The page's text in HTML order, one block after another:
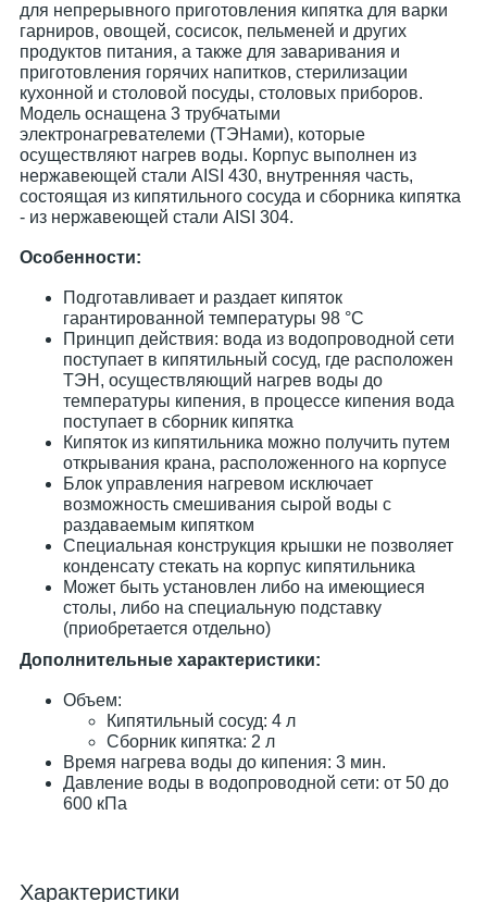
для непрерывного приготовления кипятка для варки
гарниров, овощей, сосисок, пельменей и других
продуктов питания, а также для заваривания и
приготовления горячих напитков, стерилизации
кухонной и столовой посуды, столовых приборов.
Модель оснащена 3 трубчатыми
электронагревателеми (ТЭНами), которые
осуществляют нагрев воды. Корпус выполнен из
нержавеющей стали AISI 430, внутренняя часть,
состоящая из кипятильного сосуда и сборника кипятка
- из нержавеющей стали AISI 304.
Особенности:
Подготавливает и раздает кипяток
гарантированной температуры 98 °С
Принцип действия: вода из водопроводной сети
поступает в кипятильный сосуд, где расположен
ТЭН, осуществляющий нагрев воды до
температуры кипения, в процессе кипения вода
поступает в сборник кипятка
Кипяток из кипятильника можно получить путем
открывания крана, расположенного на корпусе
Блок управления нагревом исключает
возможность смешивания сырой воды с
раздаваемым кипятком
Специальная конструкция крышки не позволяет
конденсату стекать на корпус кипятильника
Может быть установлен либо на имеющиеся
столы, либо на специальную подставку
(приобретается отдельно)
Дополнительные характеристики:
Объем:
Кипятильный сосуд: 4 л
Сборник кипятка: 2 л
Время нагрева воды до кипения: 3 мин.
Давление воды в водопроводной сети: от 50 до
600 кПа
Характеристики